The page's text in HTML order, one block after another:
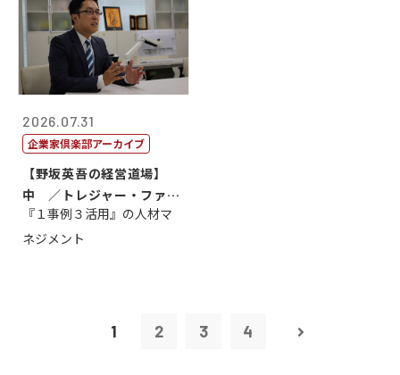
2026.07.31
企業家倶楽部アーカイブ
【野坂英吾の経営道場】
中 ／トレジャー・ファク
トリー社長野坂...
『１事例３活用』の人材マ
ネジメント
1 2 3 4